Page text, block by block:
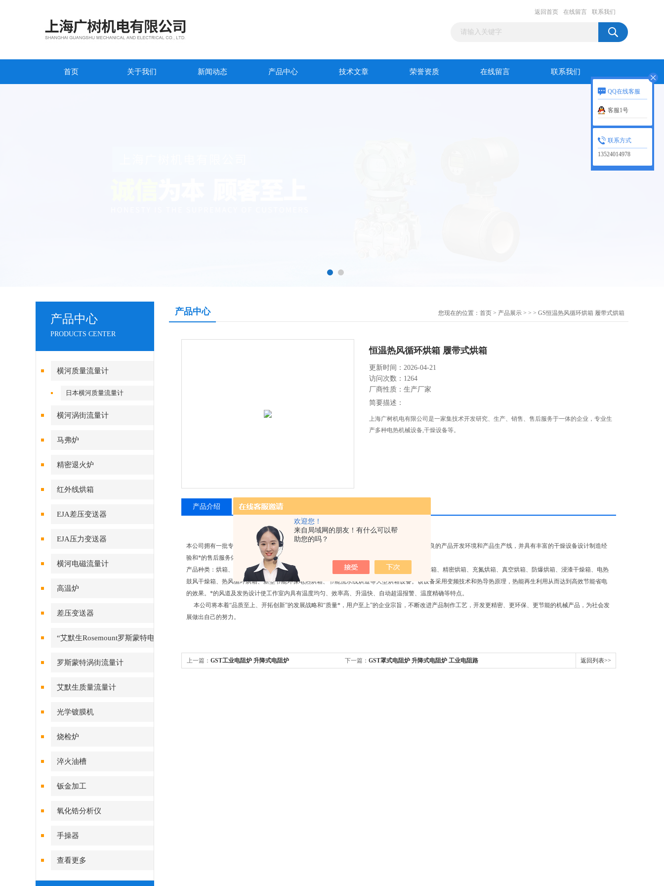
欢迎您！
来自局域网的朋友！有什么可以帮
助您的吗？
返回首页 在线留言 联系我们
首页 关于我们 新闻动态 产品中心 技术文章 荣誉资质 在线留言 联系我们
产品中心
PRODUCTS CENTER
横河质量流量计
日本横河质量流量计
横河涡街流量计
马弗炉
精密退火炉
红外线烘箱
EJA差压变送器
EJA压力变送器
横河电磁流量计
高温炉
差压变送器
“艾默生Rosemount罗斯蒙特电
磁流量计
罗斯蒙特涡街流量计
艾默生质量流量计
光学镀膜机
烧检炉
淬火油槽
钣金加工
氧化锆分析仪
手操器
查看更多
产品中心 您现在的位置： 首页 > 产品展示 > > > GS恒温热风循环烘箱 履带式烘箱
恒温热风循环烘箱 履带式烘箱
更新时间：2026-04-21
访问次数：1264
厂商性质：生产厂家
简要描述：
上海广树机电有限公司是一家集技术开发研究、生产、销售、售后服务于一体的企业，专业生
产多种电热机械设备,干燥设备等。
产品介绍 相关产品
本公司拥有一批专业的生产和管理人员，精良的产品试验设备、检测仪器和加工设备，拥有优良的产品开发环境和产品生产线，并具有丰富的干燥设备设计制造经
验和*的售后服务体系。承诺所有产品保修一年，终身维修。
产品种类： 烘箱、烤箱、电烘箱、电热烘箱、恒温烘箱、电焊条烘箱
、履带式烘箱 可编程烘烤箱、精密烘箱、充氮烘箱、真空烘箱、防爆烘箱、浸漆干燥箱、电热
鼓风干燥箱、热风循环烘箱、新型节能环保电热烘箱、节能流水线烘道等大型烘箱设备。该设备采用变频技术和热导热原理，热能再生利用从而达到高效节能省电
的效果。*的风道及发热设计使工作室内具有温度均匀、效率高、升温快、自动超温报警、温度精确等特点。
本公司将本着“品质至上、开拓创新”的发展战略和“质量*，用户至上”的企业宗旨，不断改进产品制作工艺，开发更精密、更环保、更节能的机械产品，为社会发
展做出自己的努力。
上一篇： GST工业电阻炉 升降式电阻炉 下一篇： GST罩式电阻炉 升降式电阻炉 工业电阻路 返回列表>>
QQ在线客服
客服1号
联系方式
13524014978